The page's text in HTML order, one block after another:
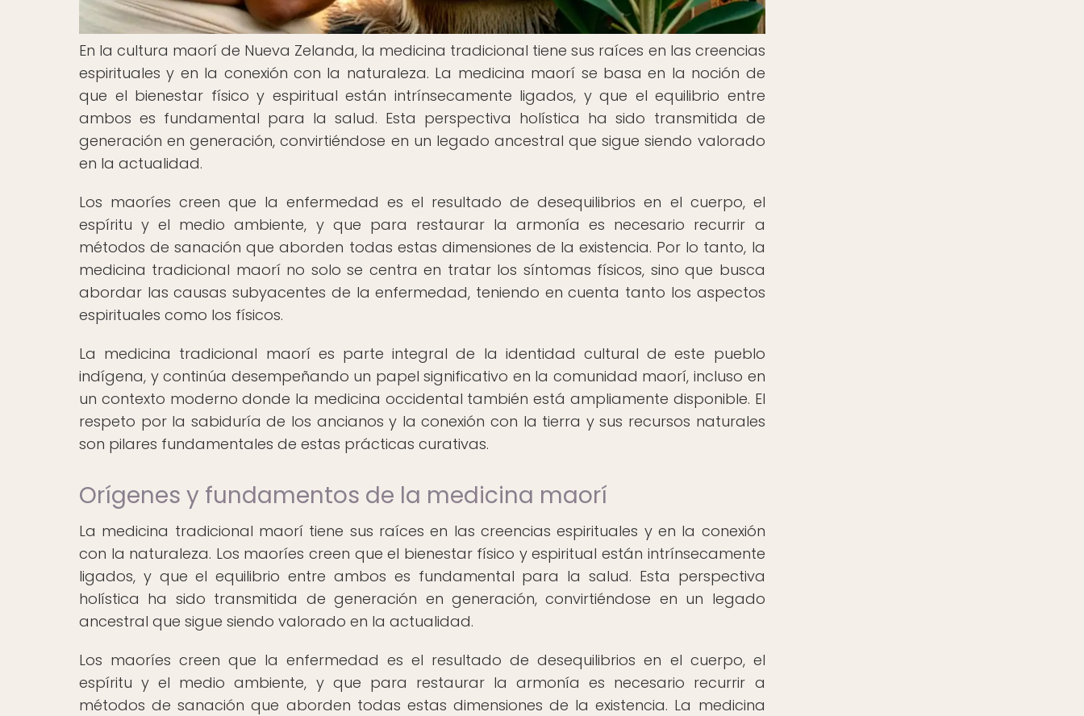
En la cultura maorí de Nueva Zelanda, la medicina tradicional tiene sus raíces en las creencias
espirituales y en la conexión con la naturaleza. La medicina maorí se basa en la noción de
que el bienestar físico y espiritual están intrínsecamente ligados, y que el equilibrio entre
ambos es fundamental para la salud. Esta perspectiva holística ha sido transmitida de
generación en generación, convirtiéndose en un legado ancestral que sigue siendo valorado
en la actualidad.
Los maoríes creen que la enfermedad es el resultado de desequilibrios en el cuerpo, el
espíritu y el medio ambiente, y que para restaurar la armonía es necesario recurrir a
métodos de sanación que aborden todas estas dimensiones de la existencia. Por lo tanto, la
medicina tradicional maorí no solo se centra en tratar los síntomas físicos, sino que busca
abordar las causas subyacentes de la enfermedad, teniendo en cuenta tanto los aspectos
espirituales como los físicos.
La medicina tradicional maorí es parte integral de la identidad cultural de este pueblo
indígena, y continúa desempeñando un papel significativo en la comunidad maorí, incluso en
un contexto moderno donde la medicina occidental también está ampliamente disponible. El
respeto por la sabiduría de los ancianos y la conexión con la tierra y sus recursos naturales
son pilares fundamentales de estas prácticas curativas.
Orígenes y fundamentos de la medicina maorí
La medicina tradicional maorí tiene sus raíces en las creencias espirituales y en la conexión
con la naturaleza. Los maoríes creen que el bienestar físico y espiritual están intrínsecamente
ligados, y que el equilibrio entre ambos es fundamental para la salud. Esta perspectiva
holística ha sido transmitida de generación en generación, convirtiéndose en un legado
ancestral que sigue siendo valorado en la actualidad.
Los maoríes creen que la enfermedad es el resultado de desequilibrios en el cuerpo, el
espíritu y el medio ambiente, y que para restaurar la armonía es necesario recurrir a
métodos de sanación que aborden todas estas dimensiones de la existencia. La medicina